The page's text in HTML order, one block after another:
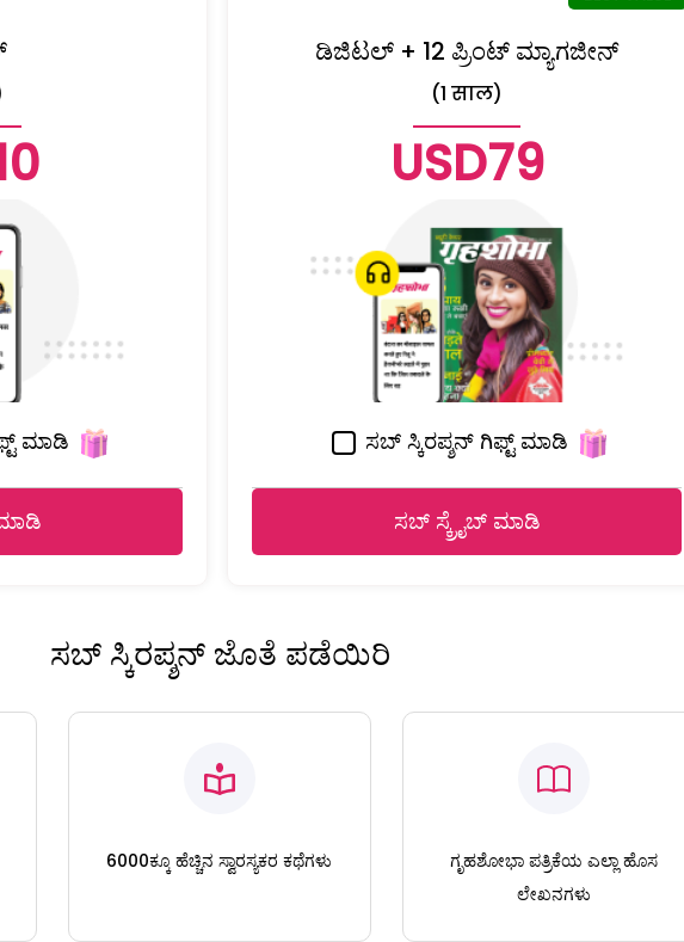
ಮಾಡಿ
ಡಿಜಿಟಲ್ + 12 ಪ್ರಿಂಟ್ ಮ್ಯಾಗಜೀನ್
(1 साल)
USD79
ಸಬ್ ಸ್ಕಿರಪ್ಶನ್ ಗಿಫ್ಟ್ ಮಾಡಿ
ಸಬ್ ಸ್ಕ್ರೈಬ್ ಮಾಡಿ
ಸಬ್ ಸ್ಕಿರಪ್ಶನ್ ಜೊತೆ ಪಡೆಯಿರಿ
6000ಕ್ಕೂ ಹೆಚ್ಚಿನ ಸ್ವಾರಸ್ಯಕರ ಕಥೆಗಳು
ಗೃಹಶೋಭಾ ಪತ್ರಿಕೆಯ ಎಲ್ಲಾ ಹೊಸ
ಲೇಖನಗಳು